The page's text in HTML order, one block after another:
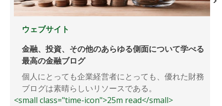
ウェブサイト
金融、投資、その他のあらゆる側面について学べる
最高の金融ブログ
個人にとっても企業経営者にとっても、優れた財務
ブログは素晴らしいリソースである。
<small class="time-icon">25m read</small>